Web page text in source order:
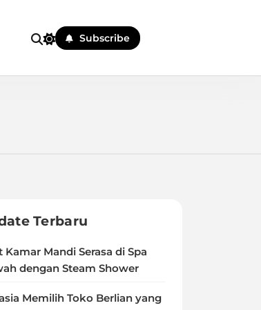
Subscribe
Terbaru
Kamar Mandi Serasa di Spa
dengan Steam Shower
Memilih Toko Berlian yang